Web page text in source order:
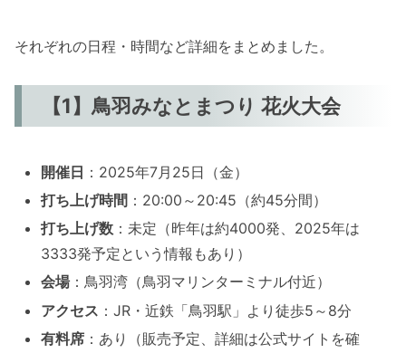
それぞれの日程・時間など詳細をまとめました。
【1】鳥羽みなとまつり 花火大会
開催日 ：2025年7月25日（金）
打ち上げ時間 ：20:00～20:45（約45分間）
打ち上げ数 ：未定（昨年は約4000発、2025年は
3333発予定という情報もあり）
会場：鳥羽湾（鳥羽マリンターミナル付近）
アクセス ：JR・近鉄「鳥羽駅」より徒歩5～8分
有料席 ：あり（販売予定、詳細は公式サイトを確